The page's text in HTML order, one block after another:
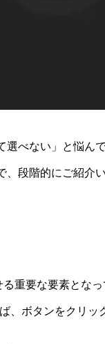
べない」と悩ん
段階的にご紹介
重要な要素となっ
、ボタンをクリ